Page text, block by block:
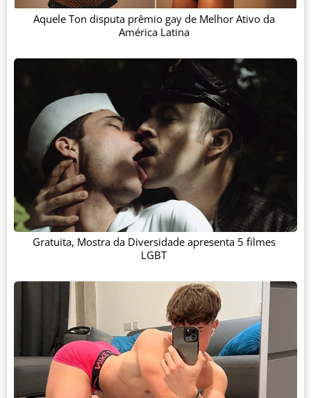
Aquele Ton disputa prêmio gay de Melhor Ativo da
América Latina
Gratuita, Mostra da Diversidade apresenta 5 filmes
LGBT